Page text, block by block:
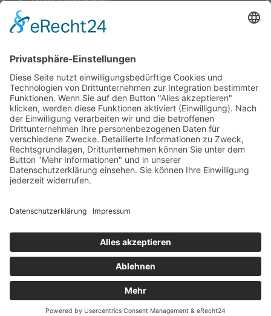
Stadtmühle Waldenbuch
Mühlenprodukte, Säfte, Tiernahrung & Züchterbedarf
Pyrotechnik online bestellen
© 2017-2026 ·Tekal – Textile Lebensqualität| Einzelstücke mit
Charakter – Exklusive moderne Teppiche und handverlesene
Orientteppiche
Alle Preise inkl. der gesetzlichen MwSt. · Die durchgestrichenen Preise
entsprechen, sofern nicht anders angegeben, den bisherigen Preisen in
unserem Shop.
Cookie-Einstellungen
Warenkorb 0
Kinderteppich Brücke Ballerina und Hase Streifen
Grau/Rosa ca. 80 x 150 cm 57,99€